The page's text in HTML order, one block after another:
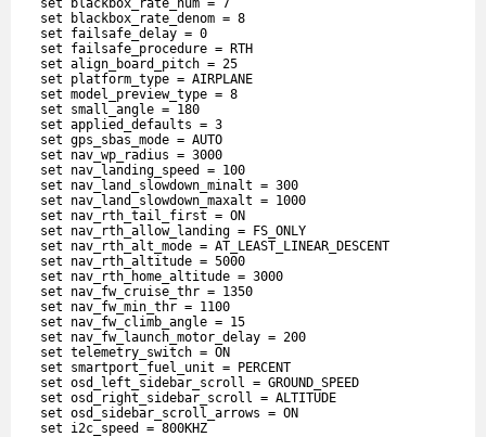
  set blackbox_rate_num = 7
  set blackbox_rate_denom = 8
  set failsafe_delay = 0
  set failsafe_procedure = RTH
  set align_board_pitch = 25
  set platform_type = AIRPLANE
  set model_preview_type = 8
  set small_angle = 180
  set applied_defaults = 3
  set gps_sbas_mode = AUTO
  set nav_wp_radius = 3000
  set nav_landing_speed = 100
  set nav_land_slowdown_minalt = 300
  set nav_land_slowdown_maxalt = 1000
  set nav_rth_tail_first = ON
  set nav_rth_allow_landing = FS_ONLY
  set nav_rth_alt_mode = AT_LEAST_LINEAR_DESCENT
  set nav_rth_altitude = 5000
  set nav_rth_home_altitude = 3000
  set nav_fw_cruise_thr = 1350
  set nav_fw_min_thr = 1100
  set nav_fw_climb_angle = 15
  set nav_fw_launch_motor_delay = 200
  set telemetry_switch = ON
  set smartport_fuel_unit = PERCENT
  set osd_left_sidebar_scroll = GROUND_SPEED
  set osd_right_sidebar_scroll = ALTITUDE
  set osd_sidebar_scroll_arrows = ON
  set i2c_speed = 800KHZ